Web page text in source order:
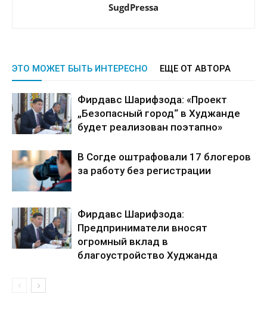
SugdPressa
ЭТО МОЖЕТ БЫТЬ ИНТЕРЕСНО ЕЩЕ ОТ АВТОРА
Фирдавс Шарифзода: «Проект
„Безопасный город“ в Худжанде
будет реализован поэтапно»
В Согде оштрафовали 17 блогеров
за работу без регистрации
Фирдавс Шарифзода:
Предприниматели вносят
огромный вклад в
благоустройство Худжанда